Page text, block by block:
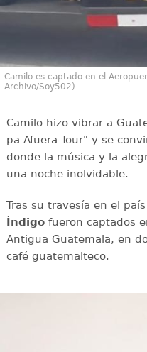
Camilo es captado en el
Archivo/Soy502)
Camilo hizo vibrar a
pa Afuera Tour" y se
donde la música y la
una noche inolvidable.
Tras su travesía en el
Índigo fueron captados
Antigua Guatemala, en
café guatemalteco.